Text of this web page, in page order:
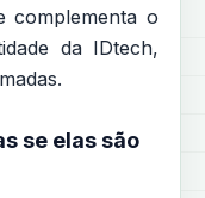
complementa o
da IDtech,
se elas são